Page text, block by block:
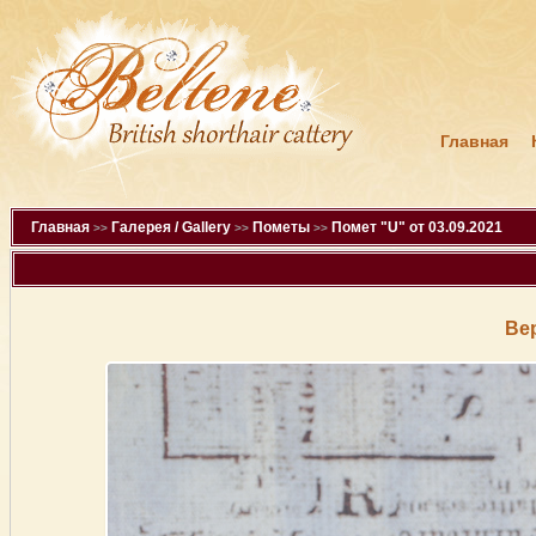
Главная
Главная >> Галерея / Gallery >> Пометы >> Помет "U" от 03.09.2021